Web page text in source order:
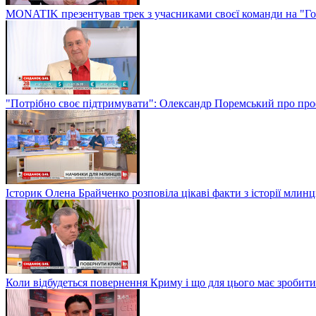
MONATIK презентував трек з учасниками своєї команди на
"Потрібно своє підтримувати": Олександр Поремський про
Історик Олена Брайченко розповіла цікаві факти з історії
Коли відбудеться повернення Криму і що для цього має